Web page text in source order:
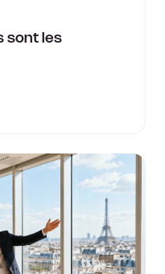
sont les